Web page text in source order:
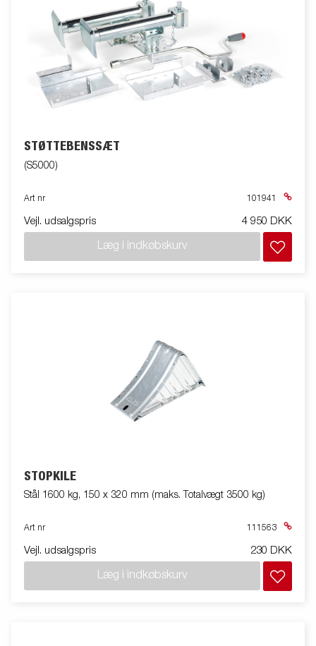
STØTTEBENSSÆT
(S5000)
Art nr 101941
Vejl. udsalgspris 4 950 DKK
Læg i indkøbskurv
STOPKILE
Stål 1600 kg, 150 x 320 mm (maks. Totalvægt 3500 kg)
Art nr 111563
Vejl. udsalgspris 230 DKK
Læg i indkøbskurv